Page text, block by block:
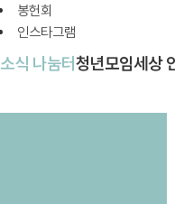
봉헌회
인스타그램
소식 나눔터청년모임세상